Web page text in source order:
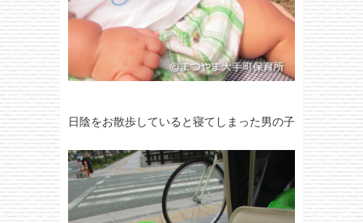
日陰をお散歩していると寝てしまった男の子